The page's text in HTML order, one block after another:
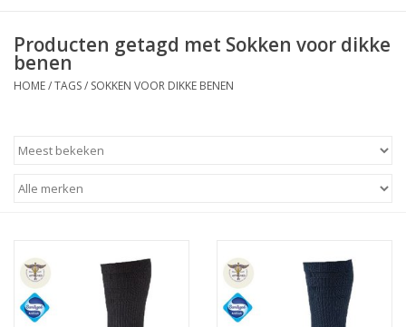
Onze Winkel
BLOGS
Merken
Producten getagd met Sokken voor dikke
benen
HOME/TAGS/ SOKKEN VOOR DIKKE BENEN